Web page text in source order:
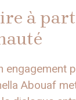
à
engagement
Abouaf